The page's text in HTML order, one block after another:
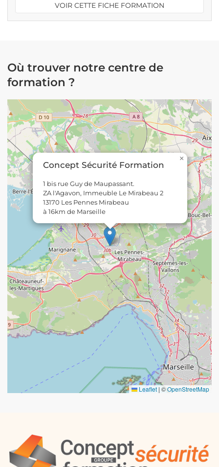
VOIR CETTE FICHE FORMATION
Où trouver notre centre de
formation ?
Concept Sécurité Formation
1 bis rue Guy de Maupassant.
ZA l'Agavon, Immeuble Le Mirabeau 2
13170 Les Pennes Mirabeau
à 16km de Marseille
×
Leaflet | ©OpenStreetMap